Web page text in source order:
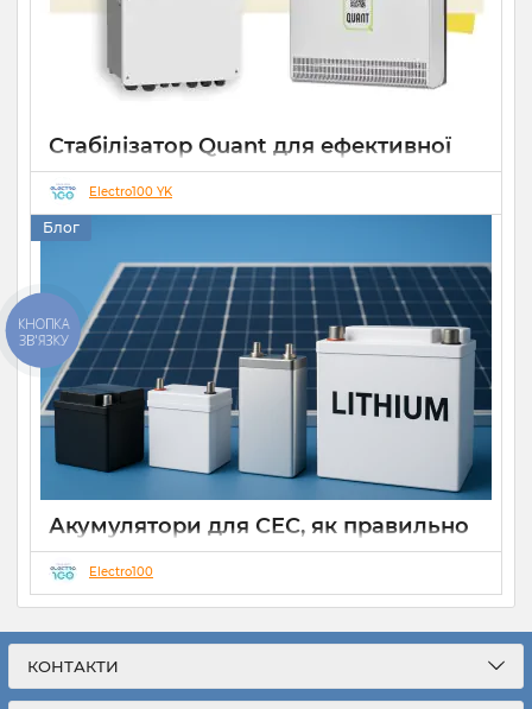
Стабілізатор Quant для ефективної
роботи СЕС
Electro100 YK
Блог
Акумулятори для СЕС, як правильно
вибрати
28 09 2025
класичного типу, що працюють на моментальну
компактніші та достатньо ефективні, що є їх невід’ємною
Electro100
КОНТАКТИ
КНОПКА
ЗВ'ЯЗКУ